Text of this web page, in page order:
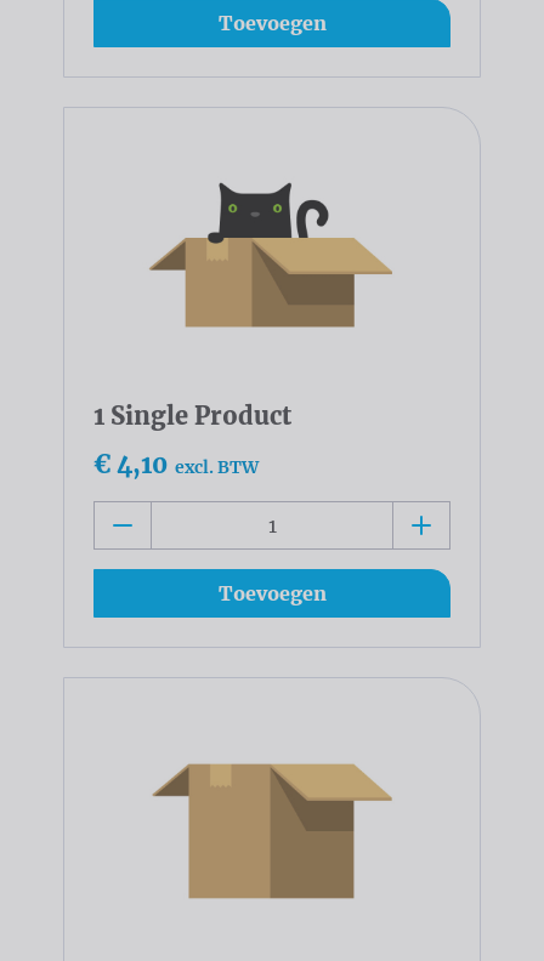
Toevoegen
1 Single Product
€ 4,10 excl. BTW
Toevoegen